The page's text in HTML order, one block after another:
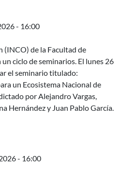
- 16:00
Arquitectura y Seguridad
de la Facultad de
ciclo de seminarios. El lunes 26
el seminario titulado:
un Ecosistema Nacional de
por Alejandro Vargas,
Hernández y Juan Pablo García.
- 16:00
Estimación de confiabilidad